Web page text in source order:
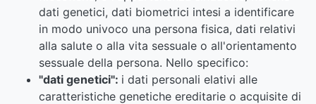
dati genetici, dati biometrici intesi a identificare
in modo univoco una persona fisica, dati relativi
alla salute o alla vita sessuale o all'orientamento
sessuale della persona. Nello specifico:
"dati genetici": i dati personali elativi alle
caratteristiche genetiche ereditarie o acquisite di